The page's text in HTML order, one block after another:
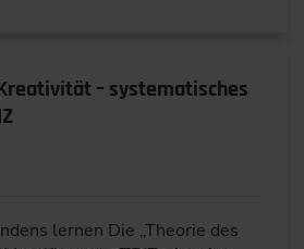
– systematisches
lernen Die „Theorie des